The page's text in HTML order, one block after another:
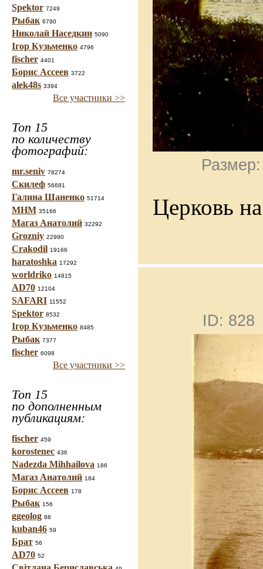
Spektor 7249
Рыбак 6790
Николай Наседкин 5090
Ігор Кузьменко 4796
fischer 4401
Борис Ассеев 3722
alek48s 3394
Все участники >>
Топ 15
по количеству
фотографий:
mr.seniv 78274
Скилеф 56681
Галина Шаненко 51714
МНМ 35166
Магаз Анатолий 32292
Grozniy 22990
Crakodil 19166
haratoshka 17292
worldriko 14815
AD70 12104
SAFARI 11552
Spektor 8532
Ігор Кузьменко 8485
Рыбак 7377
fischer 6098
Все участники >>
Топ 15
по дополненным
публикациям:
fischer 459
korostenec 436
Nadezda Mihhailova 186
Магаз Анатолий 184
Борис Ассеев 178
Рыбак 156
ggeolog 88
kuban46 59
Брат 56
AD70 52
Церковь
ID: 828